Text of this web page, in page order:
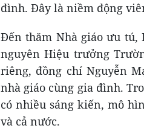
đình. Đây là niềm động
Đến thăm Nhà giáo ưu tú,
nguyên Hiệu trưởng
riêng, đồng chí Nguyễn
nhà giáo cùng gia đình.
có nhiều sáng kiến, mô
và cả nước.